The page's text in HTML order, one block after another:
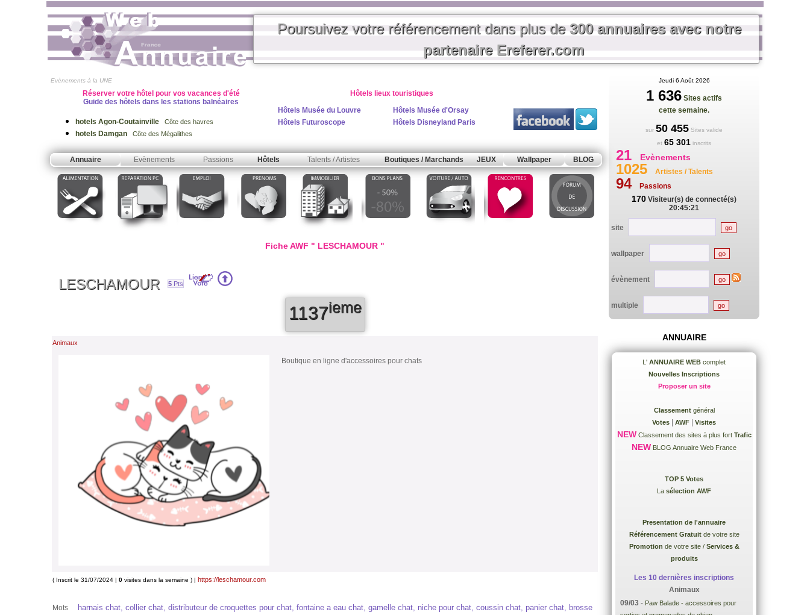
Poursuivez votre référencement dans plus de300 annuaires avec notre
partenaire Ereferer.com
Evènements à la UNE
Réserver votre hôtel pour vos vacances d'été
Guide des hôtels dans les stations balnéaires
hotels Agon-Coutainville Côte des havres
hotels Damgan Côte des Mégalithes
Hôtels lieux touristiques
Hôtels Musée du Louvre
Hôtels Musée d'Orsay
Hôtels Futuroscope
Hôtels Disneyland Paris
Annuaire Evènements Passions Hôtels Talents / Artistes Boutiques / Marchands JEUX Wallpaper BLOG
Fiche AWF " LESCHAMOUR "
LESCHAMOUR 5 Pts
1137ieme
Animaux
Boutique en ligne d'accessoires pour chats
( Inscrit le 31/07/2024 | 0 visites dans la semaine ) | https://leschamour.com
Mots
harnais chat, collier chat, distributeur de croquettes pour chat, fontaine a eau chat, gamelle chat, niche pour chat, coussin chat, panier chat, brosse
Jeudi 6 Août 2026
1 636 Sites actifs
cette semaine.
sur 50 455 Sites valide
et 65 301 inscrits
21 Evènements
1025 Artistes / Talents
94 Passions
170 Visiteur(s) de connecté(s)
20:45:21
site
wallpaper
évènement
multiple
ANNUAIRE
L' ANNUAIRE WEB complet
Nouvelles Inscriptions
Proposer un site
Classementgénéral
Votes
AWF Visites
NEWClassement des sites à plus fort Trafic
NEW BLOG Annuaire Web France
TOP 5 Votes
La sélection AWF
Presentation de l'annuaire
Référencement Gratuitde votre site
Promotion de votre site / Services &
produits
Les 10 dernières inscriptions
Animaux
09/03 - Paw Balade - accessoires pour